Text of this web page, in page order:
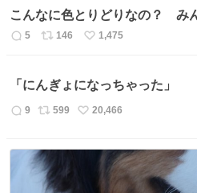
こんなに色とりどりなの？ み
返
数
5
リ
ス
ト
数
146
い
ね
数
1,475
「にんぎょになっちゃった」
返
数
9
リ
ス
ト
数
599
い
ね
20,466